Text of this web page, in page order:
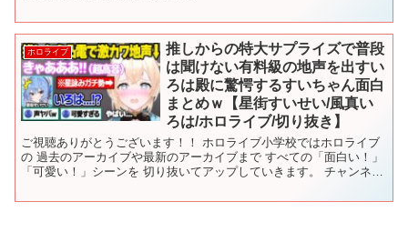
ホロライブ
推しからの特大サプライズで普段
は聞けない有料級の地声を出すい
ろは殿に驚愕するすいちゃん面白
まとめｗ【星街すいせい/風真い
ろは/ホロライブ/切り抜き】
ご視聴ありがとうございます！！ ホロライブ小学校ではホロライブ
の 過去のアーカイブや最新のアーカイブまで すべての「面白い！」
「可愛い！」シーンを 切り抜いてアップしていきます。 チャンネル